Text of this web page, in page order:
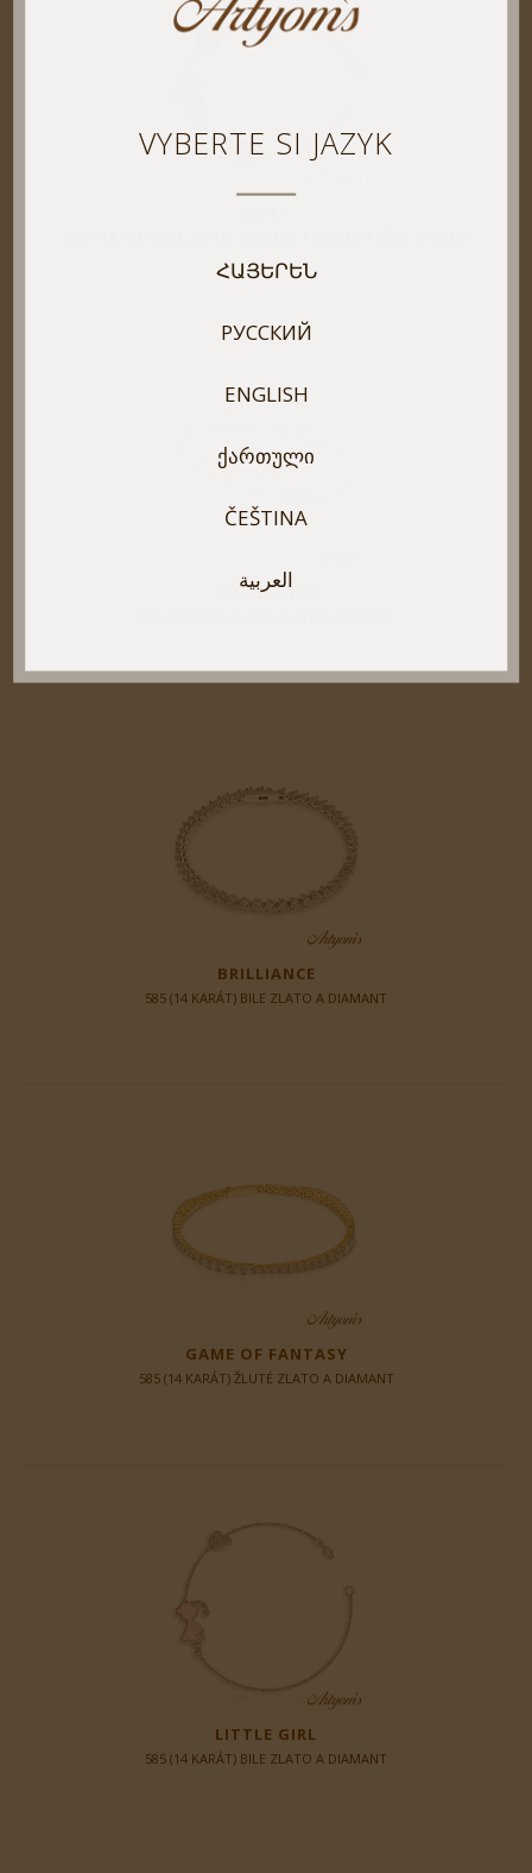
THE CROWN
BRILLIANCE
585 (14 KARÁT) BILE ZLATO A DIAMANT
GAME OF FANTASY
585 (14 KARÁT) ŽLUTÉ ZLATO A DIAMANT
LITTLE GIRL
585 (14 KARÁT) BILE ZLATO A DIAMANT
VYBERTE SI JAZYK
ՀԱՅԵՐԵՆ
РУССКИЙ
ENGLISH
ᲥᲐᲠᲗᲣᲚᲘ
ČEŠTINA
العربية